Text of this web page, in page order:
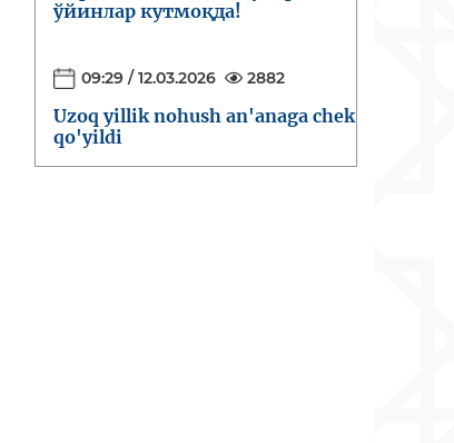
ўйинлар кутмоқда!
09:29 / 12.03.2026 2882
Uzoq yillik nohush an'anaga chek
qo'yildi